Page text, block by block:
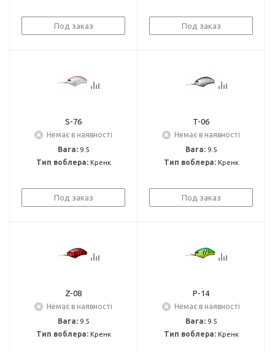
Под заказ Под заказ
S-76
Немає в наявності
Вага: 9.5
Тип воблера: Кренк
Под заказ
T-06
Немає в наявності
Вага: 9.5
Тип воблера: Кренк
Под заказ
Z-08
Немає в наявності
Вага: 9.5
Тип воблера: Кренк
P-14
Немає в наявності
Вага: 9.5
Тип воблера: Кренк